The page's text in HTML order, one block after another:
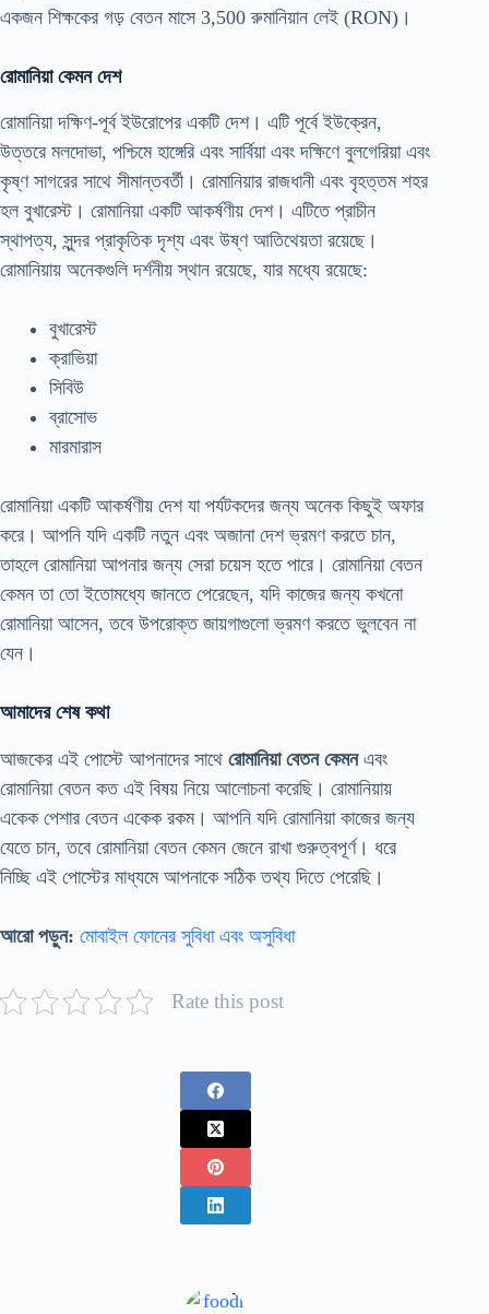
একজন শিক্ষকের গড় বেতন মাসে 3,500 রুমানিয়ান লেই (RON)।
রোমানিয়া কেমন দেশ
রোমানিয়া দক্ষিণ-পূর্ব ইউরোপের একটি দেশ। এটি পূর্বে ইউক্রেন,
উত্তরে মলদোভা, পশ্চিমে হাঙ্গেরি এবং সার্বিয়া এবং দক্ষিণে বুলগেরিয়া এবং
কৃষ্ণ সাগরের সাথে সীমান্তবর্তী। রোমানিয়ার রাজধানী এবং বৃহত্তম শহর
হল বুখারেস্ট। রোমানিয়া একটি আকর্ষণীয় দেশ। এটিতে প্রাচীন
স্থাপত্য, সুন্দর প্রাকৃতিক দৃশ্য এবং উষ্ণ আতিথেয়তা রয়েছে।
রোমানিয়ায় অনেকগুলি দর্শনীয় স্থান রয়েছে, যার মধ্যে রয়েছে:
বুখারেস্ট
ক্রাভিয়া
সিবিউ
ব্রাসোভ
মারমারাস
রোমানিয়া একটি আকর্ষণীয় দেশ যা পর্যটকদের জন্য অনেক কিছুই অফার
করে। আপনি যদি একটি নতুন এবং অজানা দেশ ভ্রমণ করতে চান,
তাহলে রোমানিয়া আপনার জন্য সেরা চয়েস হতে পারে। রোমানিয়া বেতন
কেমন তা তো ইতোমধ্যে জানতে পেরেছেন, যদি কাজের জন্য কখনো
রোমানিয়া আসেন, তবে উপরোক্ত জায়গাগুলো ভ্রমণ করতে ভুলবেন না
যেন।
আমাদের শেষ কথা
আজকের এই পোস্টে আপনাদের সাথে রোমানিয়া বেতন কেমন এবং
রোমানিয়া বেতন কত এই বিষয় নিয়ে আলোচনা করেছি। রোমানিয়ায়
একেক পেশার বেতন একেক রকম। আপনি যদি রোমানিয়া কাজের জন্য
যেতে চান, তবে রোমানিয়া বেতন কেমন জেনে রাখা গুরুত্বপূর্ণ। ধরে
নিচ্ছি এই পোস্টের মাধ্যমে আপনাকে সঠিক তথ্য দিতে পেরেছি।
আরো পড়ুন: মোবাইল ফোনের সুবিধা এবং অসুবিধা
Rate this post